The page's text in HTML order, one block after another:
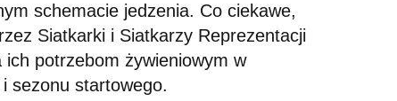
schemacie jedzenia. Co ciekawe,
Siatkarki i Siatkarzy Reprezentacji
ich potrzebom żywieniowym w
sezonu startowego.